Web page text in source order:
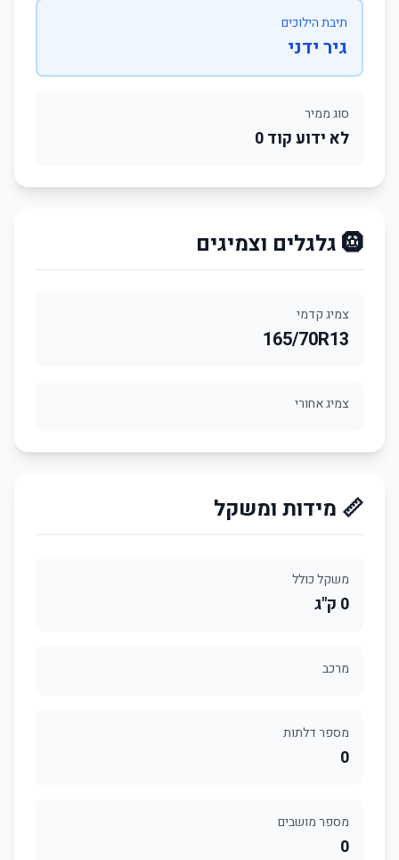
תיבת הילוכים
גיר ידני
סוג ממיר
לא ידוע קוד 0
🛞 גלגלים וצמיגים
צמיג קדמי
165/70R13
צמיג אחורי
📏 מידות ומשקל
משקל כולל
0 ק"ג
מרכב
מספר דלתות
0
מספר מושבים
0